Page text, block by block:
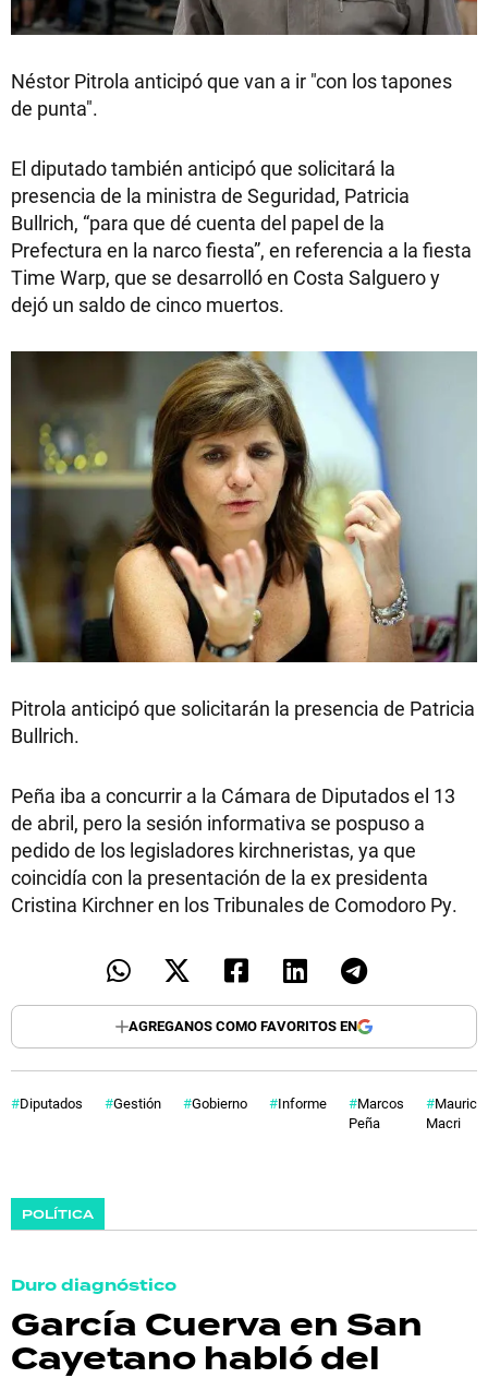
Néstor Pitrola anticipó que van a ir "con los tapones
de punta".
El diputado también anticipó que solicitará la
presencia de la ministra de Seguridad, Patricia
Bullrich, “para que dé cuenta del papel de la
Prefectura en la narco fiesta”, en referencia a la fiesta
Time Warp, que se desarrolló en Costa Salguero y
dejó un saldo de cinco muertos.
Pitrola anticipó que solicitarán la presencia de Patricia
Bullrich.
Peña iba a concurrir a la Cámara de Diputados el 13
de abril, pero la sesión informativa se pospuso a
pedido de los legisladores kirchneristas, ya que
coincidía con la presentación de la ex presidenta
Cristina Kirchner en los Tribunales de Comodoro Py.
AGREGANOS COMO FAVORITOS EN
Diputados Gestión Gobierno Informe
Marcos
Peña
Mauricio
Macri
POLÍTICA
Duro diagnóstico
García Cuerva en San
Cayetano habló del